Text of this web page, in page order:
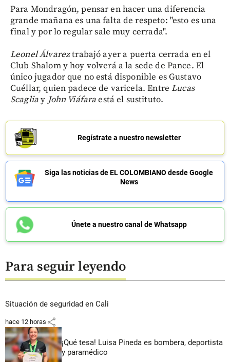
Para Mondragón, pensar en hacer una diferencia
grande mañana es una falta de respeto: "esto es una
final y por lo regular sale muy cerrada".
Leonel Álvareztrabajó ayer a puerta cerrada en el
Club Shalom y hoy volverá a la sede de Pance. El
único jugador que no está disponible es Gustavo
Cuéllar, quien padece de varicela. EntreLucas
Scagliay John Viáfaraestá el sustituto.
Regístrate a nuestro newsletter
Siga las noticias de EL COLOMBIANO desde Google
News
Únete a nuestro canal de Whatsapp
Para seguir leyendo
Situación de seguridad en Cali
hace 12 horas share
¡Qué tesa! Luisa Pineda es bombera, deportista
y paramédico